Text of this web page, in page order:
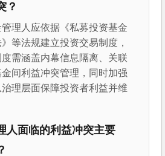
？
理人应依据《私募投资基金
等法规建立投资交易制度，
需涵盖内幕信息隔离、关联
间利益冲突管理，同时加强
理层面保障投资者利益并维
人面临的利益冲突主要